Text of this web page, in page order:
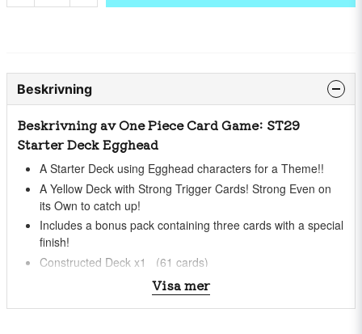
Beskrivning
Beskrivning av One Piece Card Game: ST29
Starter Deck Egghead
A Starter Deck using Egghead characters for a Theme!!
A Yellow Deck with Strong Trigger Cards! Strong Even on
its Own to catch up!
Includes a bonus pack containing three cards with a special
finish!
Constructed Deck x1 (61 cards)
Visa mer